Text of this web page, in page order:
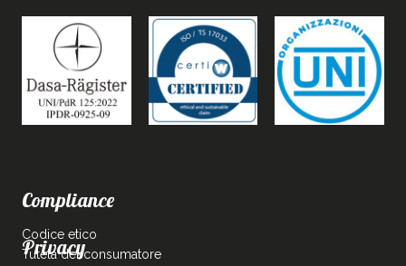
Compliance
Codice etico
Tutela del consumatore
Privacy